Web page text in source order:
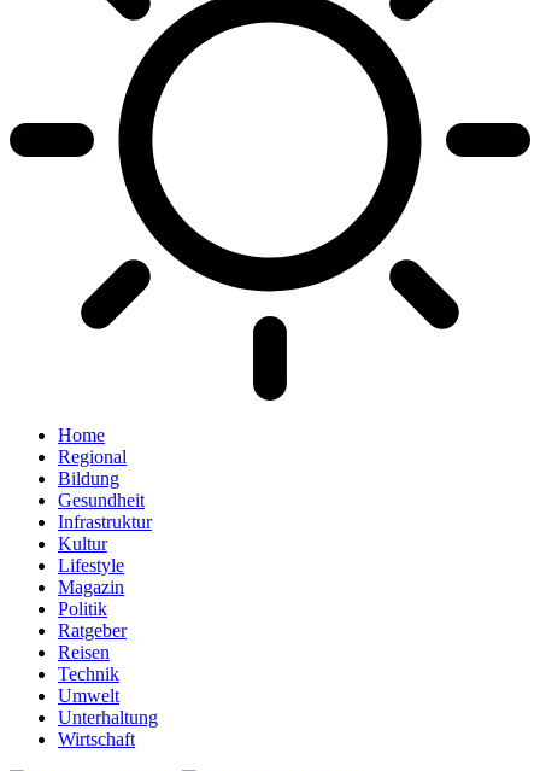
Home
Regional
Bildung
Gesundheit
Infrastruktur
Kultur
Lifestyle
Magazin
Politik
Ratgeber
Reisen
Technik
Umwelt
Unterhaltung
Wirtschaft